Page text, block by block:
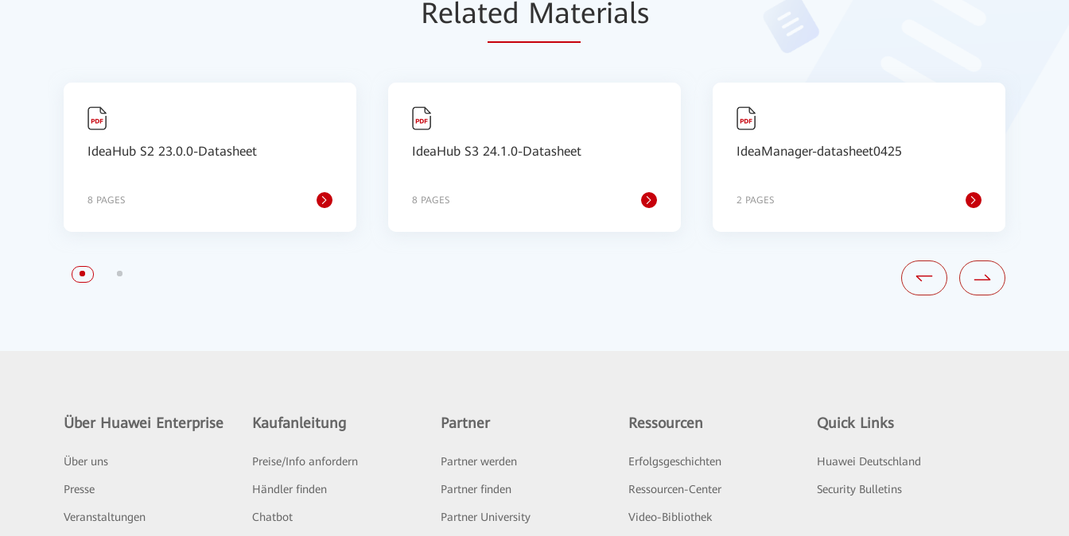
Related Materials
IdeaHub S2 23.0.0-Datasheet
8 PAGES
IdeaHub S3 24.1.0-Datasheet
8 PAGES
IdeaManager-datasheet0425
2 PAGES
Über Huawei Enterprise
Über uns
Presse
Veranstaltungen
Kaufanleitung
Preise/Info anfordern
Händler finden
Chatbot
Partner
Partner werden
Partner finden
Partner University
Ressourcen
Erfolgsgeschichten
Ressourcen-Center
Video-Bibliothek
Quick Links
Huawei Deutschland
Security Bulletins